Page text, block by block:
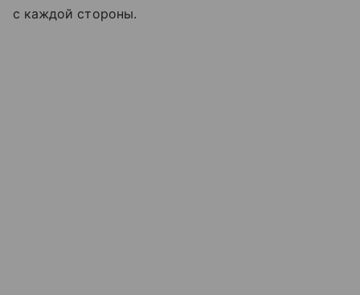
с каждой стороны.